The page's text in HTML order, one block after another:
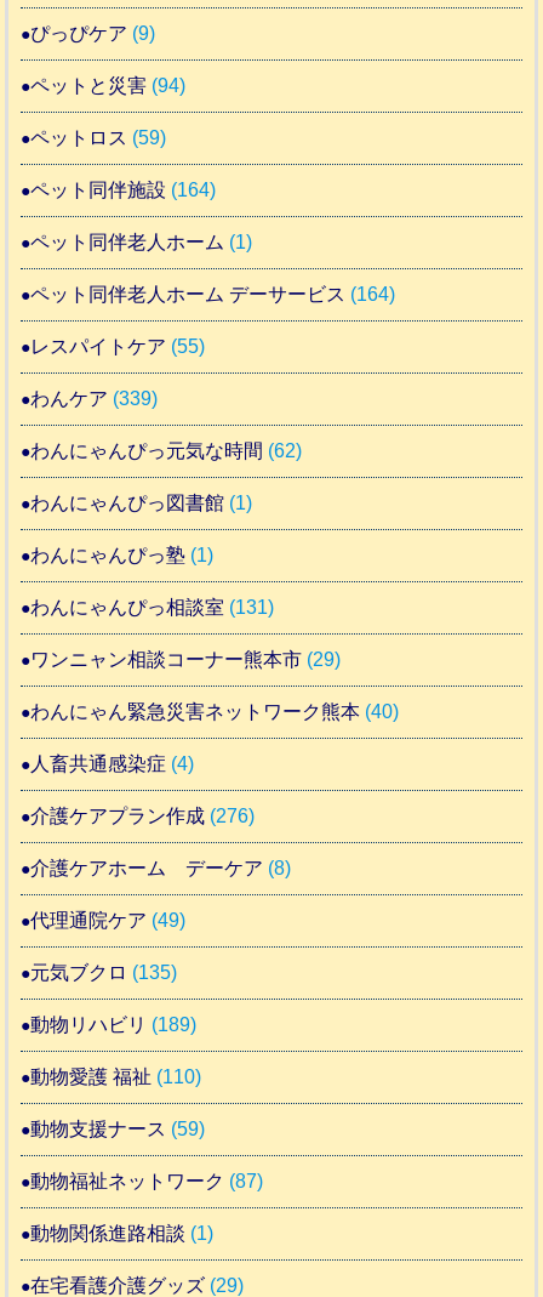
ぴっぴケア (9)
ペットと災害 (94)
ペットロス (59)
ペット同伴施設 (164)
ペット同伴老人ホーム (1)
ペット同伴老人ホーム デーサービス (164)
レスパイトケア (55)
わんケア (339)
わんにゃんぴっ元気な時間 (62)
わんにゃんぴっ図書館 (1)
わんにゃんぴっ塾 (1)
わんにゃんぴっ相談室 (131)
ワンニャン相談コーナー熊本市 (29)
わんにゃん緊急災害ネットワーク熊本 (40)
人畜共通感染症 (4)
介護ケアプラン作成 (276)
介護ケアホーム デーケア (8)
代理通院ケア (49)
元気ブクロ (135)
動物リハビリ (189)
動物愛護 福祉 (110)
動物支援ナース (59)
動物福祉ネットワーク (87)
動物関係進路相談 (1)
在宅看護介護グッズ (29)